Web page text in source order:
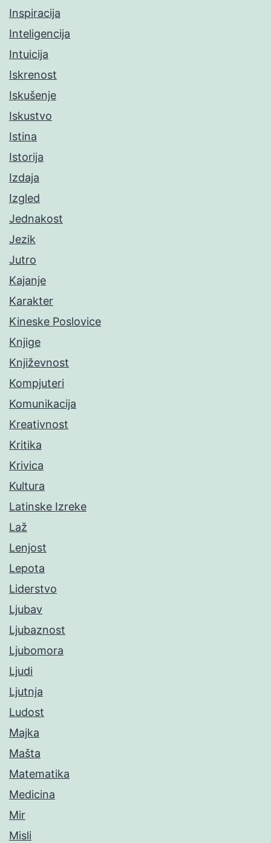
Inspiracija
Inteligencija
Intuicija
Iskrenost
Iskušenje
Iskustvo
Istina
Istorija
Izdaja
Izgled
Jednakost
Jezik
Jutro
Kajanje
Karakter
Kineske Poslovice
Knjige
Književnost
Kompjuteri
Komunikacija
Kreativnost
Kritika
Krivica
Kultura
Latinske Izreke
Laž
Lenjost
Lepota
Liderstvo
Ljubav
Ljubaznost
Ljubomora
Ljudi
Ljutnja
Ludost
Majka
Mašta
Matematika
Medicina
Mir
Misli